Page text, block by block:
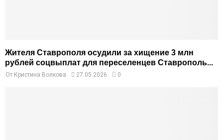
Жителя Ставрополя осудили за хищение 3 млн
рублей соцвыплат для переселенцев Ставрополь...
От Кристина Волкова 27.05.2026 0